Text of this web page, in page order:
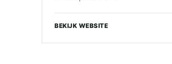
BEKIJK WEBSITE